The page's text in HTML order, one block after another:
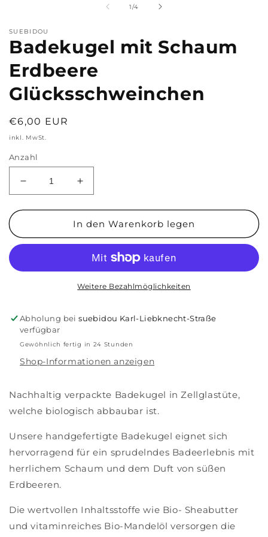
1/von
4
SUEBIDOU
Badekugel mit Schaum
Erdbeere
Glücksschweinchen
Normaler
Preis
€6,00 EUR
inkl. MwSt.
Anzahl
Verringere
die
Menge
Badekugel
Erdbeere
Glücksschweinchen
Erhöhe
die
Menge
für
Badekugel
Schaum
Erdbeere
Glücksschweinchen
In den Warenkorb legen
Weitere Bezahlmöglichkeiten
Abholung beisuebidou Karl-Liebknecht-Straße
verfügbar
Gewöhnlich fertig in 24 Stunden
Shop-Informationen anzeigen
Nachhaltig verpackte Badekugel in Zellglastüte,
welche biologisch abbaubar ist.
Unsere handgefertigte Badekugel eignet sich
hervorragend für ein sprudelndes Badeerlebnis mit
herrlichem Schaum und dem Duft von süßen
Erdbeeren.
Die wertvollen Inhaltsstoffe wie Bio- Sheabutter
und vitaminreiches Bio-Mandelöl versorgen die